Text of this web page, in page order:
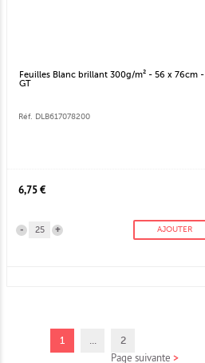
Feuilles Blanc brillant 300g/m² - 56 x 76cm -
GT
Réf. DLB617078200
6,75 €
+
- AJOUTER
1 2
Page suivante >